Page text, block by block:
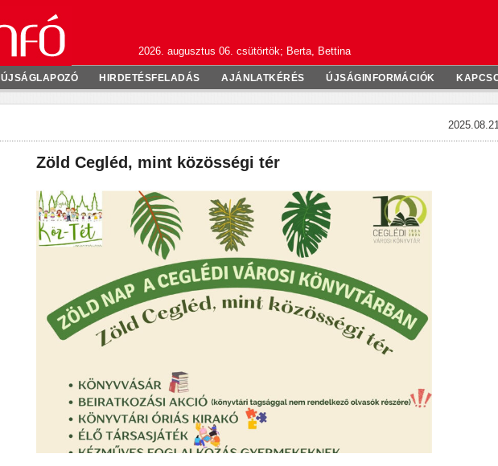
2026. augusztus 06. csütörtök; Berta, Bettina
ÚJSÁGLAPOZÓ HIRDETÉSFELADÁS AJÁNLATKÉRÉS ÚJSÁGINFORMÁCIÓK
Zöld Cegléd, mint közösségi tér